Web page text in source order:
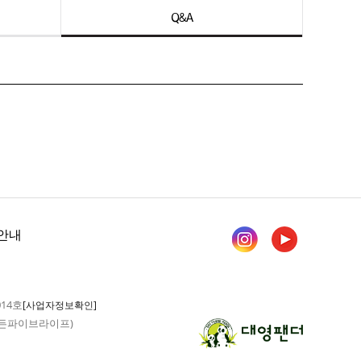
Q&A
내
호[사업자정보확인]
파이브라이프)